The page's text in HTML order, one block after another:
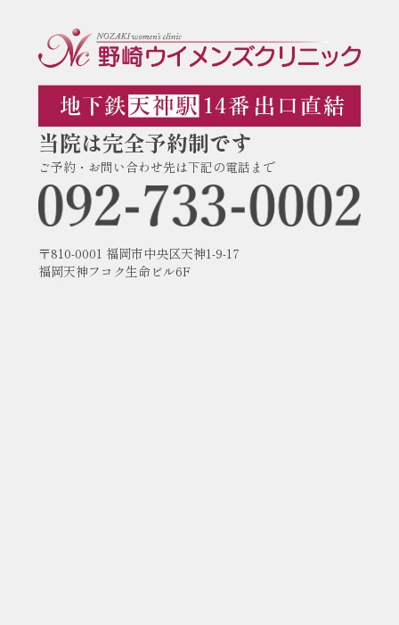
当院は完全予約制です
ご予約・お問い合わせ先は下記の電話まで
〒810-0001 福岡市中央区天神1-9-17
福岡天神フコク生命ビル6F